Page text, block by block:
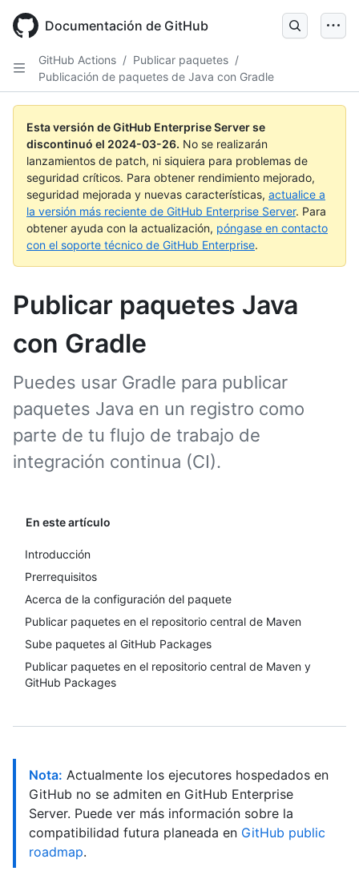
main
Documentación de GitHub
GitHub Actions / Publicar paquetes /
Publicación de paquetes de Java con Gradle
Esta versión de GitHub Enterprise Server se
discontinuó el 2024-03-26. No se realizarán
lanzamientos de patch, ni siquiera para problemas de
seguridad críticos. Para obtener rendimiento mejorado,
seguridad mejorada y nuevas características, actualice a
la versión más reciente de GitHub Enterprise Server. Para
obtener ayuda con la actualización, póngase en contacto
con el soporte técnico de GitHub Enterprise.
Publicar paquetes Java
con Gradle
Puedes usar Gradle para publicar
paquetes Java en un registro como
parte de tu flujo de trabajo de
integración continua (CI).
En este artículo
Introducción
Prerrequisitos
Acerca de la configuración del paquete
Publicar paquetes en el repositorio central de Maven
Sube paquetes al GitHub Packages
Publicar paquetes en el repositorio central de Maven y
GitHub Packages
Nota: Actualmente los ejecutores hospedados en
GitHub no se admiten en GitHub Enterprise
Server. Puede ver más información sobre la
compatibilidad futura planeada en GitHub public
roadmap.